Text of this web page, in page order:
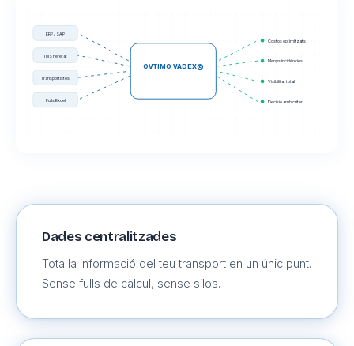
ERP / SAP
TMS heretat
Transportistes
Fulls Excel
OVTIMO VADEX©
Costos optimitzats
Menys incidències
Visibilitat total
Decisió amb criteri
Dades centralitzades
Tota la informació del teu transport en un únic punt.
Sense fulls de càlcul, sense silos.